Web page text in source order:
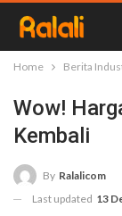
Home Berita
Wow!
Kembali
By Ralalicom
Last updated 13